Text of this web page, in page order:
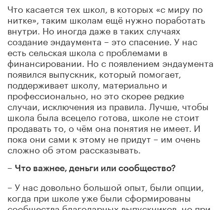
Что касается тех школ, в которых «с миру по
нитке», таким школам ещё нужно поработать
внутри. Но иногда даже в таких случаях
создание эндаумента – это спасение. У нас
есть сельская школа с проблемами в
финансировании. Но с появлением эндаумента
появился выпускник, который помогает,
поддерживает школу, материально и
профессионально, но это скорее редкие
случаи, исключения из правила. Лучше, чтобы
школа была всецело готова, школе не стоит
продавать то, о чём она понятия не имеет. И
пока они сами к этому не придут – им очень
сложно об этом рассказывать.
– Что важнее, деньги или сообщество?
– У нас довольно большой опыт, были опции,
когда при школе уже были сформированы